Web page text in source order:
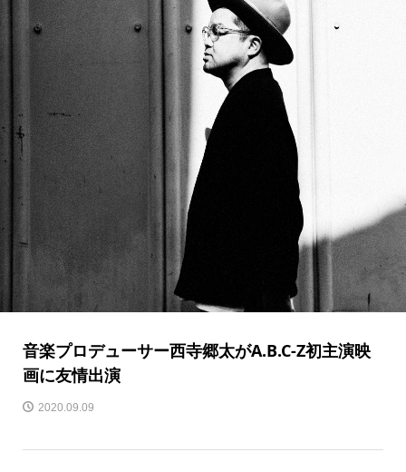
音楽プロデューサー西寺郷太がA.B.C-Z初主演映
画に友情出演
2020.09.09